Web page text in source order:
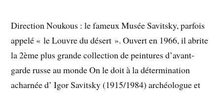
Direction Noukous : le fameux Musée Savitsky, parfois
appelé « le Louvre du désert ». Ouvert en 1966, il abrite
la 2ème plus grande collection de peintures d’avant-
garde russe au monde On le doit à la détermination
acharnée d’ Igor Savitsky (1915/1984) archéologue et